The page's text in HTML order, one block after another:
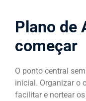
Plano de
começar
O ponto central
inicial. Organizar o
facilitar e nortear